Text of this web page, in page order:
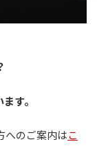
す。
へのご案内はこ